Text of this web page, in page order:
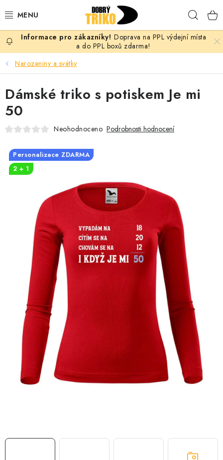
na
PRO ŽENY
PRO MUŽE
PRO DĚTI
PRO PÁRY
VLASTNÍ MOTIV
OKAMŽITĚ K ODBĚRU
MÁM SRDCE POMÁHÁM
VÁNOCE
PROVIZNÍ SYSTÉM
O nás Časté otázky
Doprava a platba
Doprava na PPL výdejní místa
a do PPL boxů zdarma!
Narozeniny a svátky
Dámské triko s potiskem Je mi
50
Neohodnoceno Podrobnosti hodnocení
Personalizace ZDARMA
2 + 1